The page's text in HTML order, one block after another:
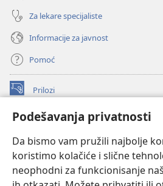
Podešavanja privatnosti
Da bismo vam pružili najbolje
koristimo kolačiće i slične
neophodni za funkcionisanje
Za lekare specijaliste
Informacije za javnost
Pomoć
Prilozi
(otvara
prozor)ONLAJN BIBLIOTEKA Watchtower
novi
prozor)JW Hub
(otvara
novi
prozor)
®